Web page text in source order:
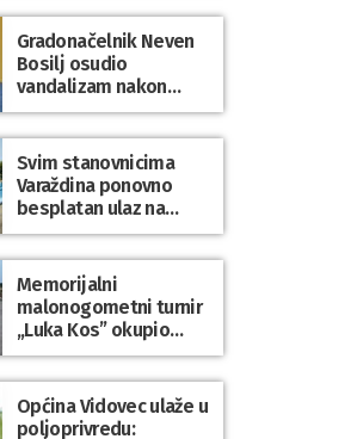
slobodne Hrvatske!
Gradonačelnik Neven
Bosilj osudio
vandalizam nakon
utakmice NK Varaždin
– HNK Hajduk Split
Svim stanovnicima
Varaždina ponovno
besplatan ulaz na
Gradske bazene i
Gradsko kupalište na
Dravi
Memorijalni
malonogometni turnir
„Luka Kos” okupio
brojne ekipe i
posjetitelje u Sudovcu
Općina Vidovec ulaže u
poljoprivredu: